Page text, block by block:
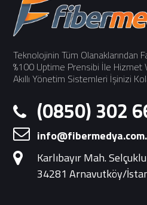
Teknolojinin Tüm Olanaklarından
%100 Uptime Prensibi İle Hizmet
Akıllı Yönetim Sistemleri İşinizi
(0850) 302
Karlıbayır Mah.
34281 Arnavutköy/